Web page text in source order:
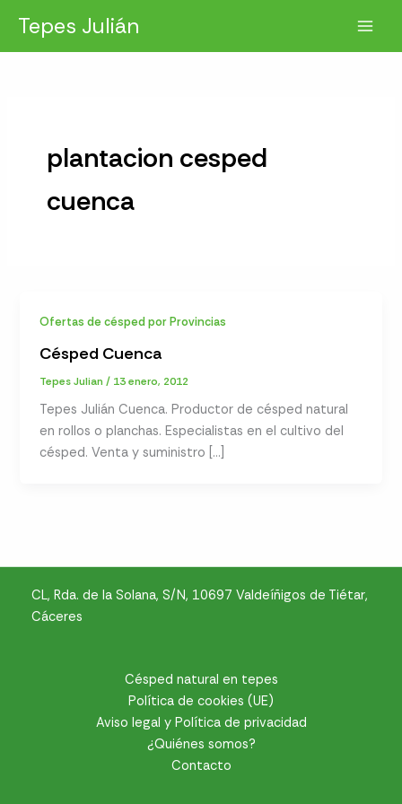
contenido
Tepes Julián
plantacion cesped
cuenca
Ofertas de césped por Provincias
Césped Cuenca
Tepes Julian/ 13 enero, 2012
Tepes Julián Cuenca. Productor de césped natural
en rollos o planchas. Especialistas en el cultivo del
césped. Venta y suministro […]
CL, Rda. de la Solana, S/N, 10697 Valdeíñigos de Tiétar,
Cáceres
Césped natural en tepes
Política de cookies (UE)
Aviso legal y Política de privacidad
¿Quiénes somos?
Contacto